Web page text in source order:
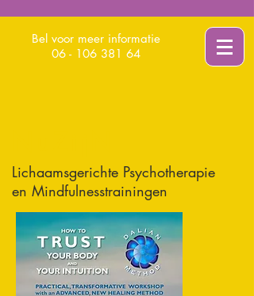
Bel voor meer informatie
06 - 106 381 64
Lichaamsgerichte Psychotherapie
en Mindfulnesstrainingen